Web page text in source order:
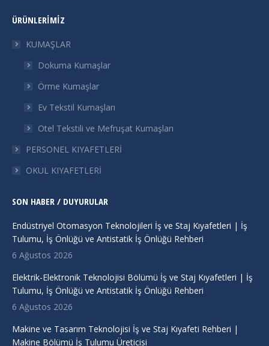
opens
window
opens
in
window
opens
in
windowwindow
ÜRÜNLERIMIZ
KUMAŞLAR
Dokuma Kumaşlar
Örme Kumaşlar
Ev Tekstil Kumaşları
Otel Tekstili ve Mefruşat Kumaşları
PERSONEL KIYAFETLERİ
OKUL KIYAFETLERİ
SON HABER / DUYURULAR
Endüstriyel Otomasyon Teknolojileri İş ve Staj Kıyafetleri | İş
Tulumu, İş Önlüğü ve Antistatik İş Önlüğü Rehberi
6 Ağustos 2026
Elektrik-Elektronik Teknolojisi Bölümü İş ve Staj Kıyafetleri | İş
Tulumu, İş Önlüğü ve Antistatik İş Önlüğü Rehberi
6 Ağustos 2026
Makine ve Tasarım Teknolojisi İş ve Staj Kıyafeti Rehberi |
Makine Bölümü İş Tulumu Üreticisi